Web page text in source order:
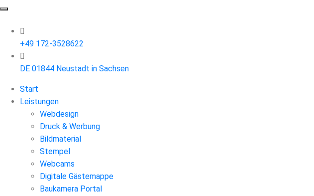
+49 172-3528622
DE 01844 Neustadt in Sachsen
Start
Leistungen
Webdesign
Druck & Werbung
Bildmaterial
Stempel
Webcams
Digitale Gästemappe
Baukamera Portal